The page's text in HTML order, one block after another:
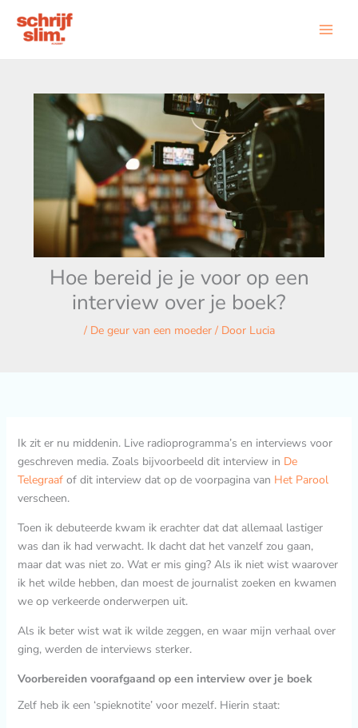
naar
Hoe bereid je je voor op een
interview over je boek?
/ De geur van een moeder/ Door Lucia
Ik zit er nu middenin. Live radioprogramma’s en interviews voor
geschreven media. Zoals bijvoorbeeld dit interview in De
Telegraafof dit interview dat op de voorpagina van Het Parool
verscheen.
Toen ik debuteerde kwam ik erachter dat dat allemaal lastiger
was dan ik had verwacht. Ik dacht dat het vanzelf zou gaan,
maar dat was niet zo. Wat er mis ging? Als ik niet wist waarover
ik het wilde hebben, dan moest de journalist zoeken en kwamen
we op verkeerde onderwerpen uit.
Als ik beter wist wat ik wilde zeggen, en waar mijn verhaal over
ging, werden de interviews sterker.
Voorbereiden voorafgaand op een interview over je boek
Zelf heb ik een ‘spieknotite’ voor mezelf. Hierin staat: